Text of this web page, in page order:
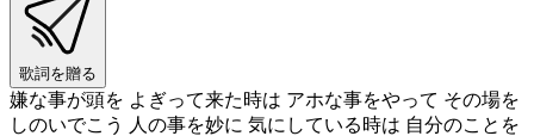
歌詞を贈る
嫌な事が頭を よぎって来た時は アホな事をやって その場を
しのいでこう 人の事を妙に 気にしている時は 自分のことを